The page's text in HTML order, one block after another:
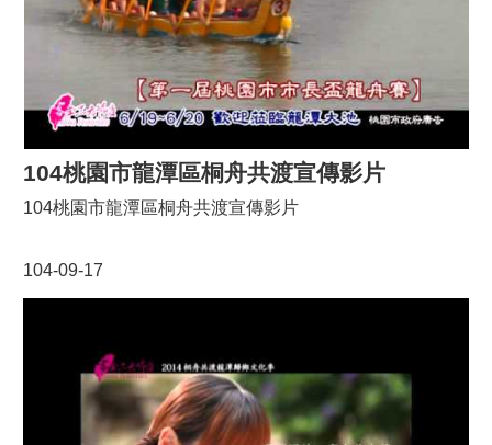
104桃園市龍潭區桐舟共渡宣傳影片
104-09-17
104桃園市龍潭區桐舟共渡宣傳影片